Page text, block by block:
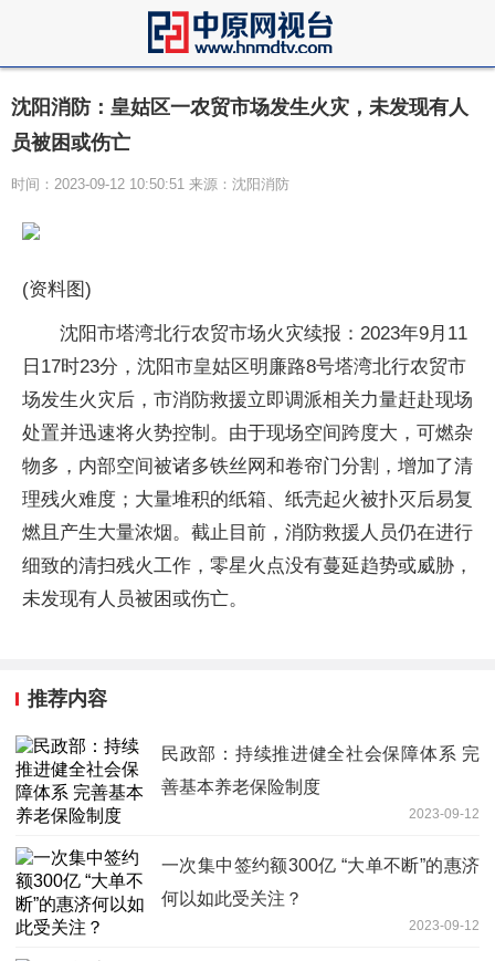
沈阳消防：皇姑区一农贸市场发生火灾，未发现有人
员被困或伤亡
时间：2023-09-12 10:50:51 来源：沈阳消防
(资料图)
沈阳市塔湾北行农贸市场火灾续报：2023年9月11
日17时23分，沈阳市皇姑区明廉路8号塔湾北行农贸市
场发生火灾后，市消防救援立即调派相关力量赶赴现场
处置并迅速将火势控制。由于现场空间跨度大，可燃杂
物多，内部空间被诸多铁丝网和卷帘门分割，增加了清
理残火难度；大量堆积的纸箱、纸壳起火被扑灭后易复
燃且产生大量浓烟。截止目前，消防救援人员仍在进行
细致的清扫残火工作，零星火点没有蔓延趋势或威胁，
未发现有人员被困或伤亡。
推荐内容
民政部：持续推进健全社会保障体系 完
善基本养老保险制度
2023-09-12
一次集中签约额300亿 “大单不断”的惠济
何以如此受关注？
2023-09-12